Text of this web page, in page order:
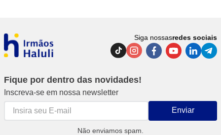
Siga nossasredes sociais
Fique por dentro das novidades!
Inscreva-se em nossa newsletter
Enviar
Não enviamos spam.